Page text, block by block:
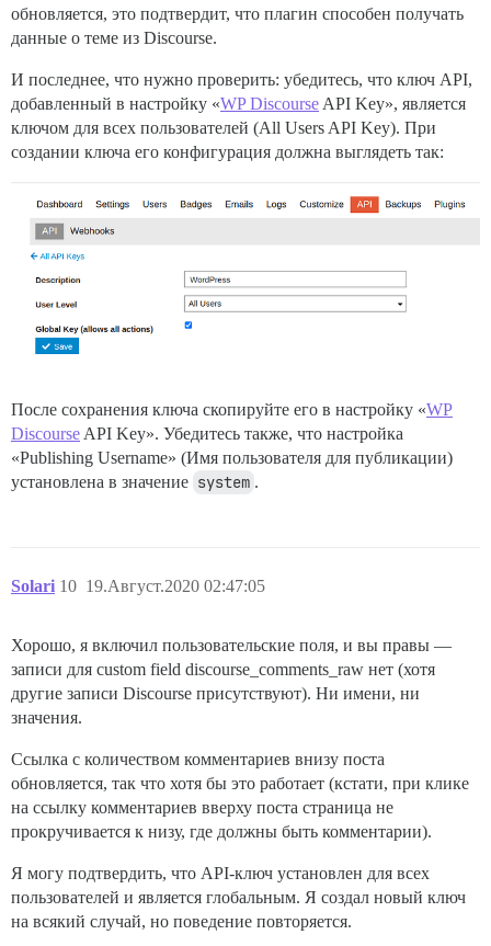
обновляется, это подтвердит, что плагин способен получать
данные о теме из Discourse.
И последнее, что нужно проверить: убедитесь, что ключ API,
добавленный в настройку «WP Discourse API Key», является
ключом для всех пользователей (All Users API Key). При
создании ключа его конфигурация должна выглядеть так:
После сохранения ключа скопируйте его в настройку «WP
Discourse API Key». Убедитесь также, что настройка
«Publishing Username» (Имя пользователя для публикации)
установлена в значение system .
Solari 19.Август.2020 02:47:05
10
Хорошо, я включил пользовательские поля, и вы правы —
записи для custom field discourse_comments_raw нет (хотя
другие записи Discourse присутствуют). Ни имени, ни
значения.
Ссылка с количеством комментариев внизу поста
обновляется, так что хотя бы это работает (кстати, при клике
на ссылку комментариев вверху поста страница не
прокручивается к низу, где должны быть комментарии).
Я могу подтвердить, что API-ключ установлен для всех
пользователей и является глобальным. Я создал новый ключ
на всякий случай, но поведение повторяется.